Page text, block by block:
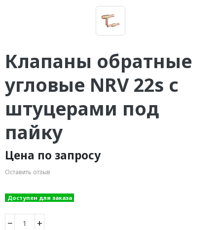
Клапаны обратные
угловые NRV 22s с
штуцерами под
пайку
Цена по запросу
Оставить отзыв
Доступен для заказа
− +